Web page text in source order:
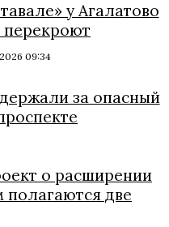
у Агалатово
перекроют
09:34
за опасный
о расширении
полагаются две